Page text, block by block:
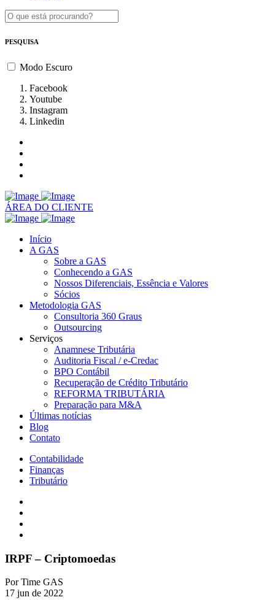
PESQUISA
Modo Escuro
Facebook
Youtube
Instagram
Linkedin
ÁREA DO CLIENTE
Início
A GAS
Sobre a GAS
Conhecendo a GAS
Nossos Diferenciais, Essência e Valores
Sócios
Metodologia GAS
Consultoria 360 Graus
Outsourcing
Serviços
Anamnese Tributária
Auditoria Fiscal / e-Credac
BPO Contábil
Recuperação de Crédito Tributário
REFORMA TRIBUTÁRIA
Preparação para M&A
Últimas notícias
Blog
Contato
Contabilidade
Finanças
Tributário
IRPF – Criptomoedas
PorTime GAS
17 jun de 2022